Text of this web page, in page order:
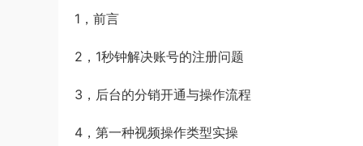
1，前言
2，1秒钟解决账号的注册问题
3，后台的分销开通与操作流程
4，第一种视频操作类型实操